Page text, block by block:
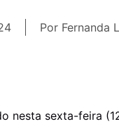
PorFernanda
nesta sexta-feira